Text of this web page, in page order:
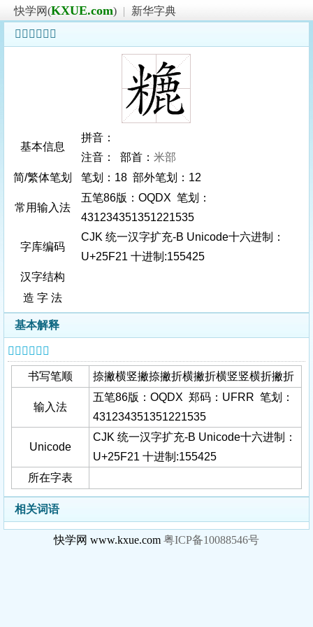
快学网(KXUE.com) |
新华字典
𥼡字基本信息
基本信息
拼音：
注音： 部首： 米部
简/繁体笔划
笔划：18 部外笔划：12
常用输入法
五笔86版：OQDX 笔划：
431234351351221535
字库编码
CJK 统一汉字扩充-B Unicode十六进制：
U+25F21 十进制:155425
汉字结构
造 字 法
基本解释
𥼡字基本信息
书写笔顺 捺撇横竖撇捺撇折横撇折横竖竖横折撇折
输入法
五笔86版：OQDX 郑码：UFRR 笔划：
431234351351221535
Unicode
CJK 统一汉字扩充-B Unicode十六进制：
U+25F21 十进制:155425
所在字表
相关词语
快学网 www.kxue.com 粤ICP备10088546号